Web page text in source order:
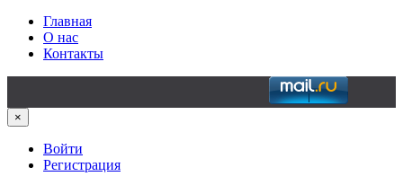
Главная
О нас
Контакты
×
Войти
Регистрация